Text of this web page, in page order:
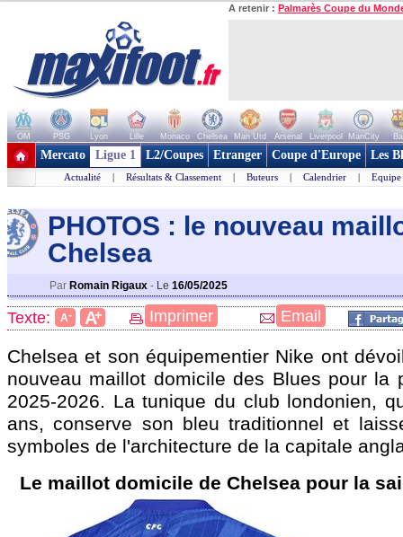
A retenir : Palmarès Coupe du
OM PSG Lyon Lille Monaco Chelsea Man Utd Arsenal Liverpool ManCity
+ de clubs
Mercato Ligue 1 L2/Coupes Etranger Coupe d'Europe Les
Actualité | Résultats & Classement | Buteurs | Calendrier | Equipe
PHOTOS : le nouveau
Chelsea
Par Romain Rigaux - Le 16/05/2025
Texte: A- A+ Imprimer Email
Chelsea et son équipementier Nike ont
nouveau maillot domicile des Blues pour la
2025-2026. La tunique du club londonien,
ans, conserve son bleu traditionnel et
symboles de l'architecture de la capitale
Le maillot domicile de Chelsea pour la